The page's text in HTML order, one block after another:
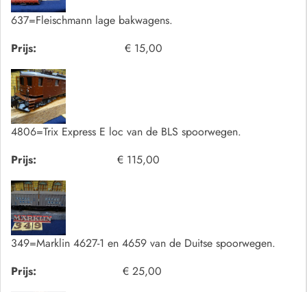
637=Fleischmann lage bakwagens.
Prijs:
€ 15,00
4806=Trix Express E loc van de BLS spoorwegen.
Prijs:
€ 115,00
349=Marklin 4627-1 en 4659 van de Duitse spoorwegen.
Prijs:
€ 25,00